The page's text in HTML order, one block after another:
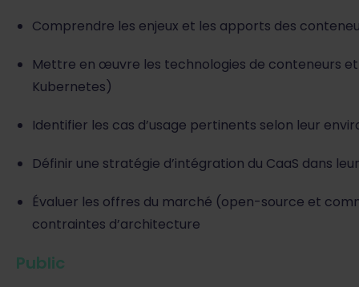
Comprendre les enjeux et les apports des
Mettre en œuvre les technologies de conteneurs
Kubernetes)
Identifier les cas d’usage pertinents selon leur
Définir une stratégie d’intégration du CaaS dans
Évaluer les offres du marché (open-source et
contraintes d’architecture
Public